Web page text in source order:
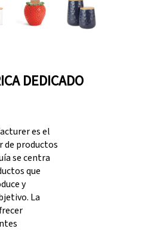
DEDICADO
es el
de productos
se centra
que
y
La